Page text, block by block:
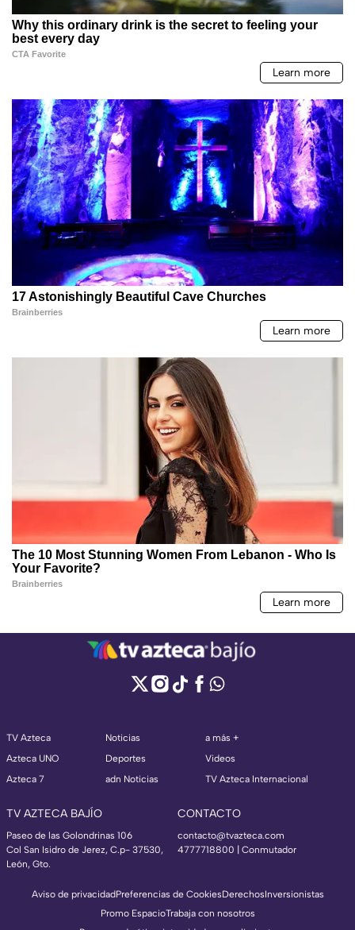
TV Azteca
Azteca UNO
Azteca 7
Noticias
Deportes
adn Noticias
a más +
Videos
TV Azteca Internacional
TV AZTECA BAJÍO
Paseo de las Golondrinas 106
Col San Isidro de Jerez, C.p- 37530,
León, Gto.
CONTACTO
contacto@tvazteca.com
4777718800 | Conmutador
Aviso de privacidadPreferencias de CookiesDerechosInversionistas
Promo EspacioTrabaja con nosotros